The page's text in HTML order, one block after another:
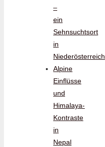
–
ein
Sehnsuchtsort
in
Niederösterreich
Alpine
Einflüsse
und
Himalaya-
Kontraste
in
Nepal